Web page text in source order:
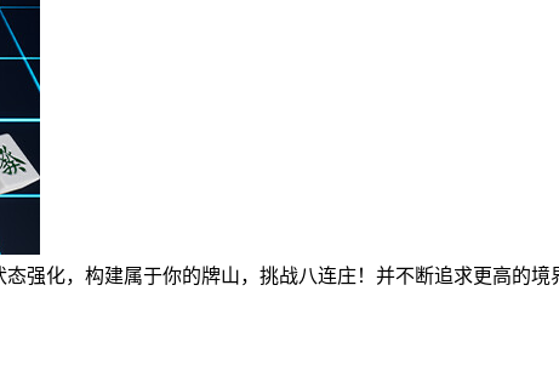
强化，构建属于你的牌山，挑战八连庄！并不断追求更高的境